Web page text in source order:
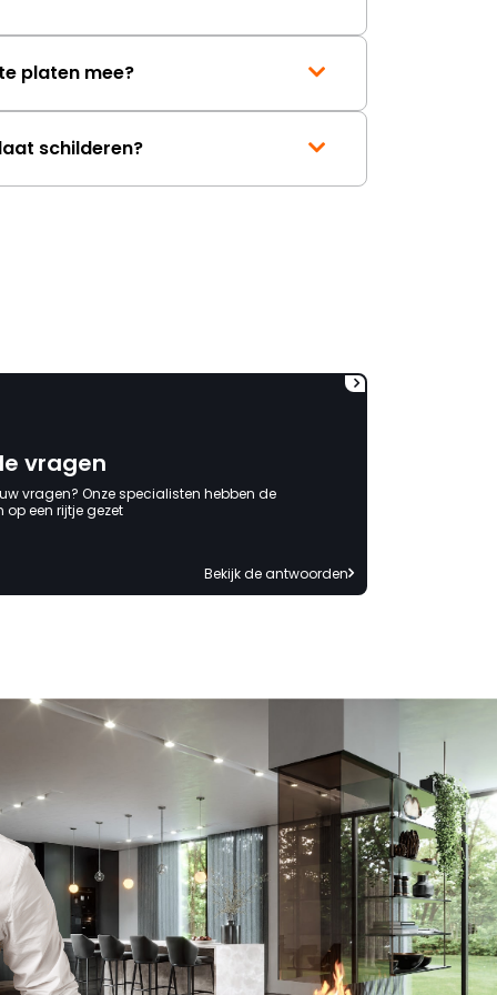
dus net 1 dag weg was moest
terug komen om gat op maat
te boren hetgeen onnodige
bracht (net 3 dagen bezig
geweest) terwijl er
aantoonbare fouten waren
gemaakt bij Kachels en
maken. Jammer dat
of mijzelf wordt neergelegd. "
platen mee?
schilderen?
vragen
vragen? Onze specialisten hebben de
een rijtje gezet
Bekijk de antwoorden